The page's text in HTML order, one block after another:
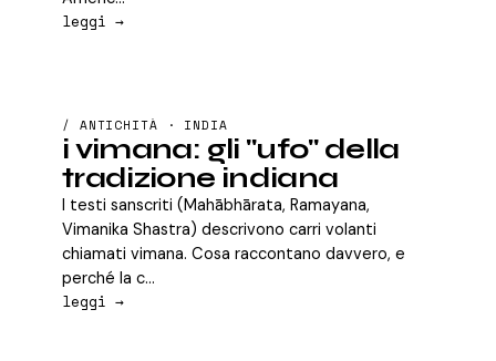
leggi →
/ ANTICHITÀ · INDIA
i vimana: gli "ufo" della
tradizione indiana
I testi sanscriti (Mahābhārata, Ramayana,
Vimanika Shastra) descrivono carri volanti
chiamati vimana. Cosa raccontano davvero, e
perché la c...
leggi →